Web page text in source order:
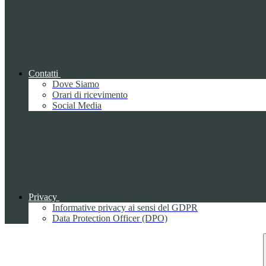
Contatti
Dove Siamo
Orari di ricevimento
Social Media
Privacy
Informative privacy ai sensi del GDPR
Data Protection Officer (DPO)